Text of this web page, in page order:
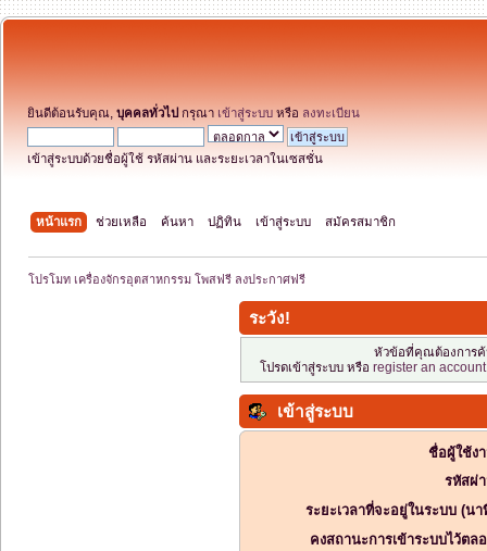
ยินดีต้อนรับคุณ, บุคคลทั่วไป กรุณา เข้าสู่ระบบ หรือ ลงทะเบียน
เข้าสู่ระบบด้วยชื่อผู้ใช้ รหัสผ่าน และระยะเวลาในเซสชั่น
หน้าแรก ช่วยเหลือ ค้นหา ปฏิทิน เข้าสู่ระบบ สมัครสมาชิก
โปรโมท เครื่องจักรอุตสาหกรรม โพสฟรี ลงประกาศฟรี
ระวัง!
หัวข้อที่คุณต้องการ
โปรดเข้าสู่ระบบ หรือ register an account
เข้าสู่ระบบ
ชื่อผู้ใช้ง
รหัสผ่
ระยะเวลาที่จะอยู่ในระบบ (นา
คงสถานะการเข้าระบบไว้ตล